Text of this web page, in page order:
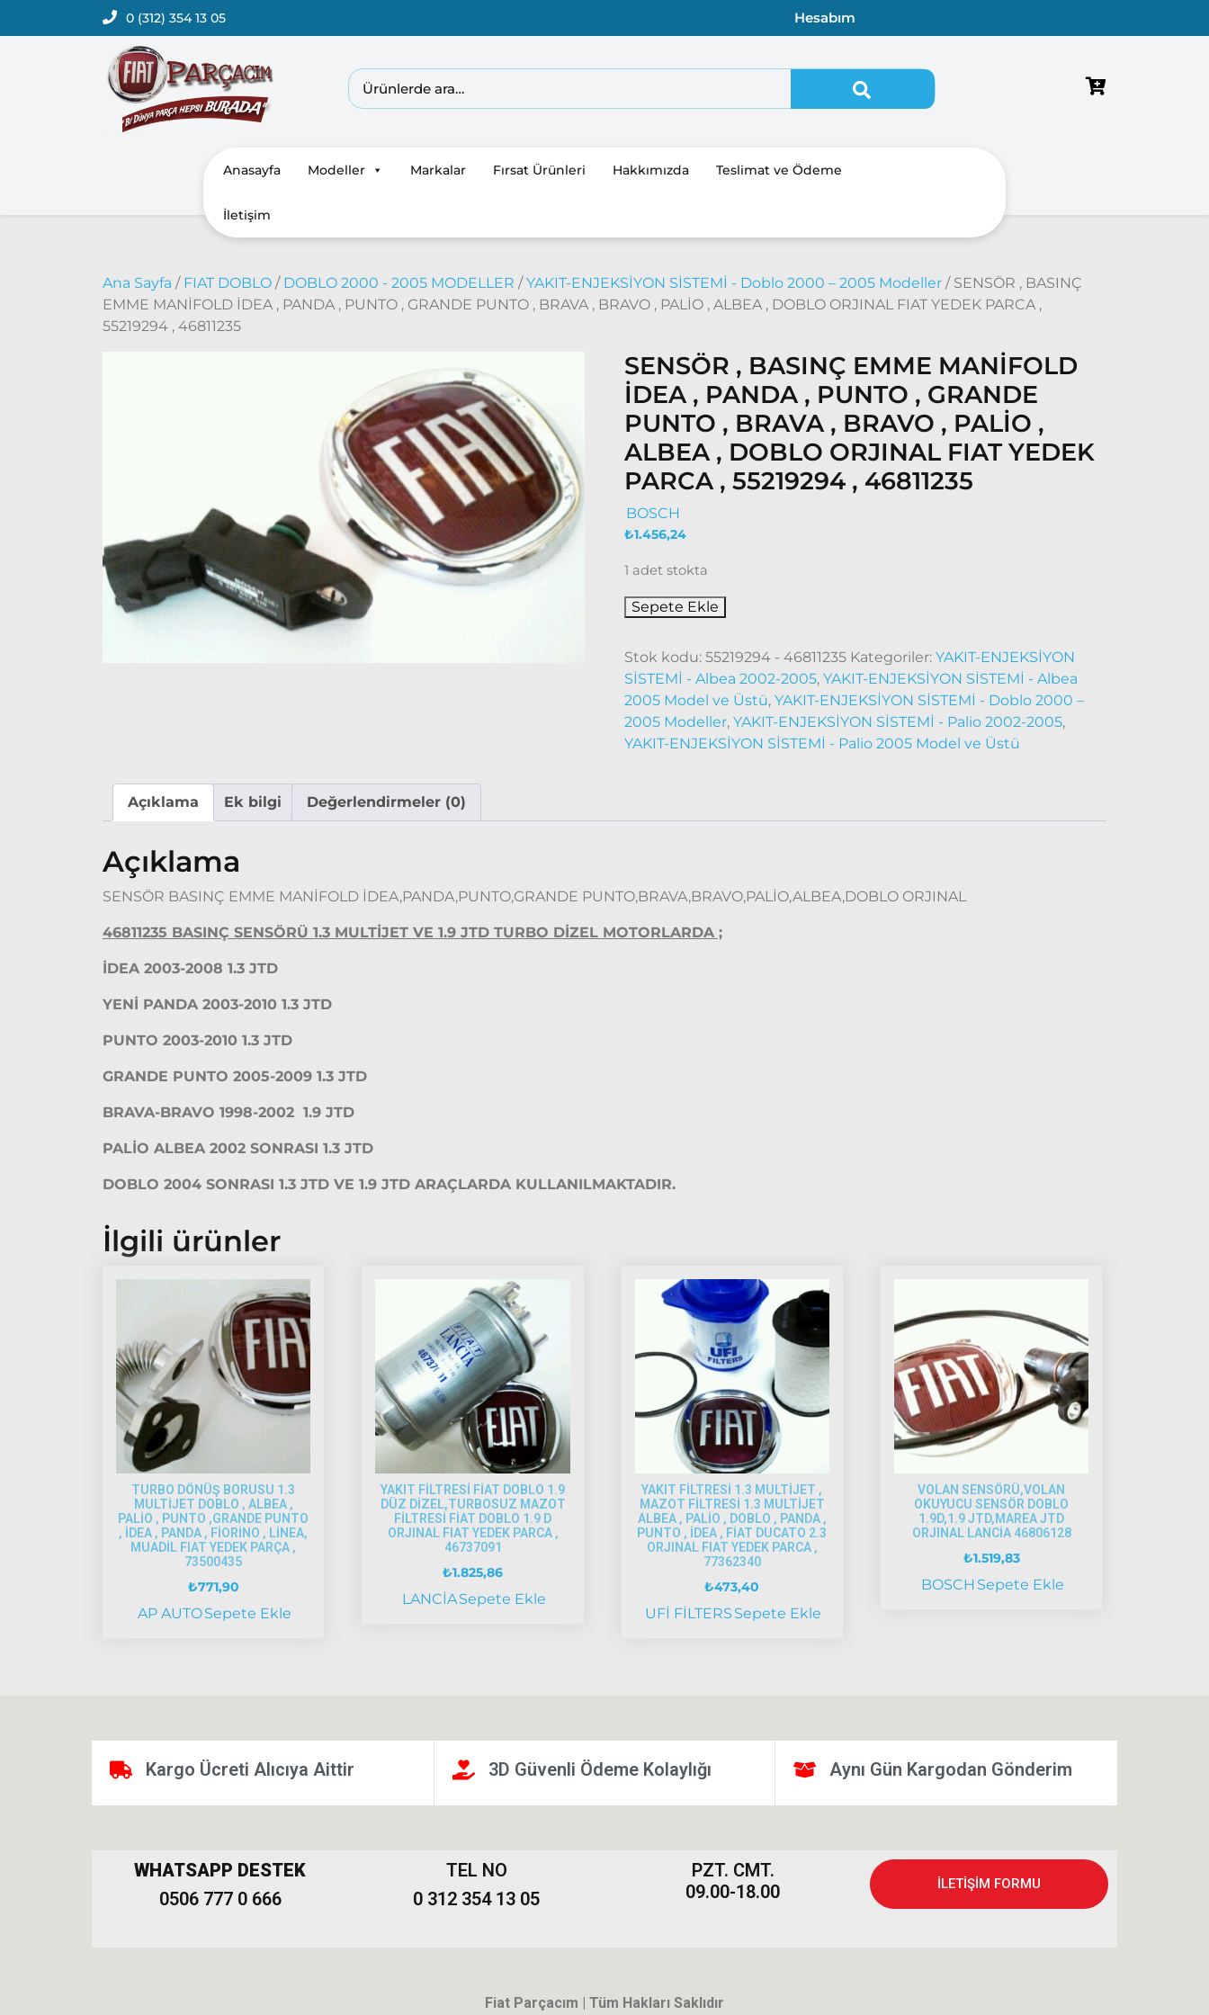
0 (312) 354 13 05 Hesabım
Anasayfa Modeller Markalar Fırsat Ürünleri Hakkımızda Teslimat ve Ödeme
İletişim
Ana Sayfa / FIAT DOBLO / DOBLO 2000 - 2005 MODELLER /YAKIT-ENJEKSİYON SİSTEMİ - Doblo 2000 – 2005 Modeller / SENSÖR , BASINÇ
EMME MANİFOLD İDEA , PANDA , PUNTO , GRANDE PUNTO , BRAVA , BRAVO , PALİO , ALBEA , DOBLO ORJINAL FIAT YEDEK PARCA ,
55219294 , 46811235
SENSÖR , BASINÇ EMME MANİFOLD
İDEA , PANDA , PUNTO , GRANDE
PUNTO , BRAVA , BRAVO , PALİO ,
ALBEA , DOBLO ORJINAL FIAT YEDEK
PARCA , 55219294 , 46811235
BOSCH
₺1.456,24
1 adet stokta
Sepete Ekle
Stok kodu:55219294 - 46811235 Kategoriler:YAKIT-ENJEKSİYON
SİSTEMİ - Albea 2002-2005,YAKIT-ENJEKSİYON SİSTEMİ - Albea
2005 Model ve Üstü,YAKIT-ENJEKSİYON SİSTEMİ - Doblo 2000 –
2005 Modeller,YAKIT-ENJEKSİYON SİSTEMİ - Palio 2002-2005,
YAKIT-ENJEKSİYON SİSTEMİ - Palio 2005 Model ve Üstü
Açıklama Ek bilgi Değerlendirmeler (0)
Açıklama
SENSÖR BASINÇ EMME MANİFOLD İDEA,PANDA,PUNTO,GRANDE PUNTO,BRAVA,BRAVO,PALİO,ALBEA,DOBLO ORJINAL
46811235 BASINÇ SENSÖRÜ 1.3 MULTİJET VE 1.9 JTD TURBO DİZEL MOTORLARDA ;
İDEA 2003-2008 1.3 JTD
YENİ PANDA 2003-2010 1.3 JTD
PUNTO 2003-2010 1.3 JTD
GRANDE PUNTO 2005-2009 1.3 JTD
BRAVA-BRAVO 1998-2002 1.9 JTD
PALİO ALBEA 2002 SONRASI 1.3 JTD
DOBLO 2004 SONRASI 1.3 JTD VE 1.9 JTD ARAÇLARDA KULLANILMAKTADIR.
İlgili ürünler
TURBO DÖNÜŞ BORUSU 1.3
MULTİJET DOBLO , ALBEA ,
PALİO , PUNTO ,GRANDE PUNTO
, İDEA , PANDA , FİORİNO , LİNEA,
MUADİL FIAT YEDEK PARÇA ,
73500435
₺771,90
AP AUTOSepete Ekle
YAKIT FİLTRESİ FİAT DOBLO 1.9
DÜZ DİZEL,TURBOSUZ MAZOT
FİLTRESİ FİAT DOBLO 1.9 D
ORJINAL FIAT YEDEK PARCA ,
46737091
₺1.825,86
LANCİASepete Ekle
YAKIT FİLTRESİ 1.3 MULTİJET ,
MAZOT FİLTRESİ 1.3 MULTİJET
ALBEA , PALİO , DOBLO , PANDA ,
PUNTO , İDEA , FİAT DUCATO 2.3
ORJINAL FIAT YEDEK PARCA ,
77362340
₺473,40
UFİ FİLTERS Sepete Ekle
VOLAN SENSÖRÜ,VOLAN
OKUYUCU SENSÖR DOBLO
1.9D,1.9 JTD,MAREA JTD
ORJINAL LANCİA 46806128
₺1.519,83
BOSCH Sepete Ekle
Kargo Ücreti Alıcıya Aittir 3D Güvenli Ödeme Kolaylığı Aynı Gün Kargodan Gönderim
WHATSAPP DESTEK
0506 777 0 666
TEL NO
0 312 354 13 05
PZT. CMT.
09.00-18.00
İLETİŞİM FORMU
Fiat Parçacım | Tüm Hakları Saklıdır